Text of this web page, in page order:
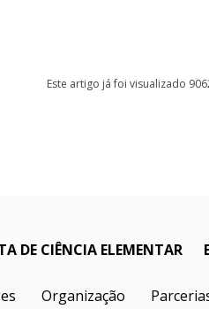
Este artigo já foi visualizado
DE CIÊNCIA ELEMENTAR
Organização